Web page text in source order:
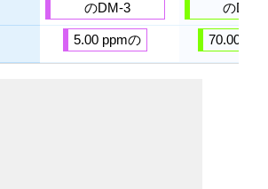
のDM-3
5.00 ppmの
のDM-
70.00